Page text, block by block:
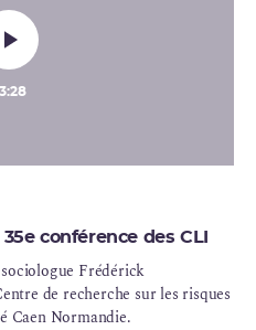
conférence des CLI
Frédérick
de recherche sur les risques
Caen Normandie.